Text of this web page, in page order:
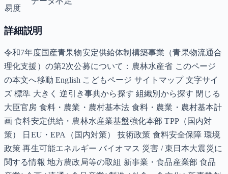
易度
詳細説明
令和7年度国産青果物安定供給体制構築事業（青果物流通合
理化支援）の第2次公募について：農林水産省 このページ
の本文へ移動 English こどもページ サイトマップ 文字サイ
ズ 標準 大きく 逆引き事典から探す 組織別から探す 閉じる
大臣官房 食料・農業・農村基本法 食料・農業・農村基本計
画 食料安定供給・農林水産業基盤強化本部 TPP（国内対
策） 日EU・EPA（国内対策） 技術政策 食料安全保障 環境
政策 再生可能エネルギー バイオマス 災害 / 東日本大震災に
関する情報 地方農政局等の取組 新事業・食品産業部 食品